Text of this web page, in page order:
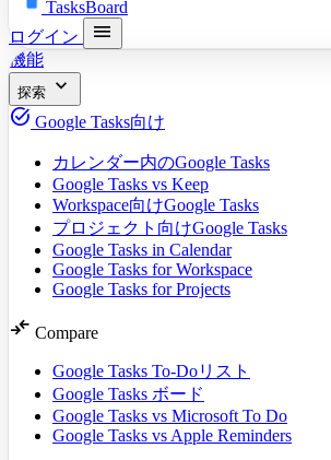
TasksBoard
ログイン
menu
機能
探索 expand_more
task_alt Google Tasks向け
カレンダー内のGoogle Tasks
Google Tasks vs Keep
Workspace向けGoogle Tasks
プロジェクト向けGoogle Tasks
Google Tasks in Calendar
Google Tasks for Workspace
Google Tasks for Projects
compare_arrows Compare
Google Tasks To-Doリスト
Google Tasks ボード
Google Tasks vs Microsoft To Do
Google Tasks vs Apple Reminders